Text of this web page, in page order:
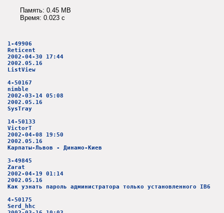
Память: 0.45 MB
Время: 0.023 c
1-49906
Reticent
2002-04-30 17:44
2002.05.16
ListView
4-50167
nimble
2002-03-14 05:08
2002.05.16
SysTray
14-50133
VictorT
2002-04-08 19:50
2002.05.16
Карпаты-Львов - Динамо-Киев
3-49845
Zarat
2002-04-19 01:14
2002.05.16
Как узнать пароль администратора только установленного IB6
4-50175
Serd_hhc